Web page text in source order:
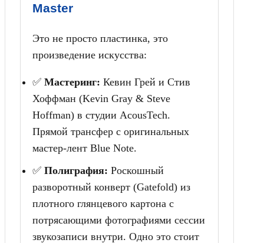
Master
Это не просто пластинка, это
произведение искусства:
✅ Мастеринг: Кевин Грей и Стив
Хоффман (Kevin Gray & Steve
Hoffman) в студии AcousTech.
Прямой трансфер с оригинальных
мастер-лент Blue Note.
✅ Полиграфия: Роскошный
разворотный конверт (Gatefold) из
плотного глянцевого картона с
потрясающими фотографиями сессии
звукозаписи внутри. Одно это стоит